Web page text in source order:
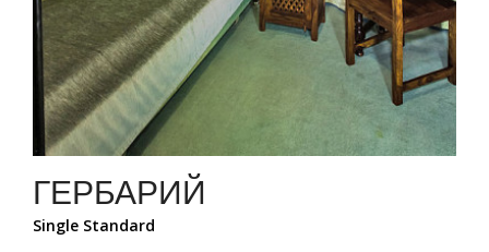
ГЕРБАРИЙ
Single Standard